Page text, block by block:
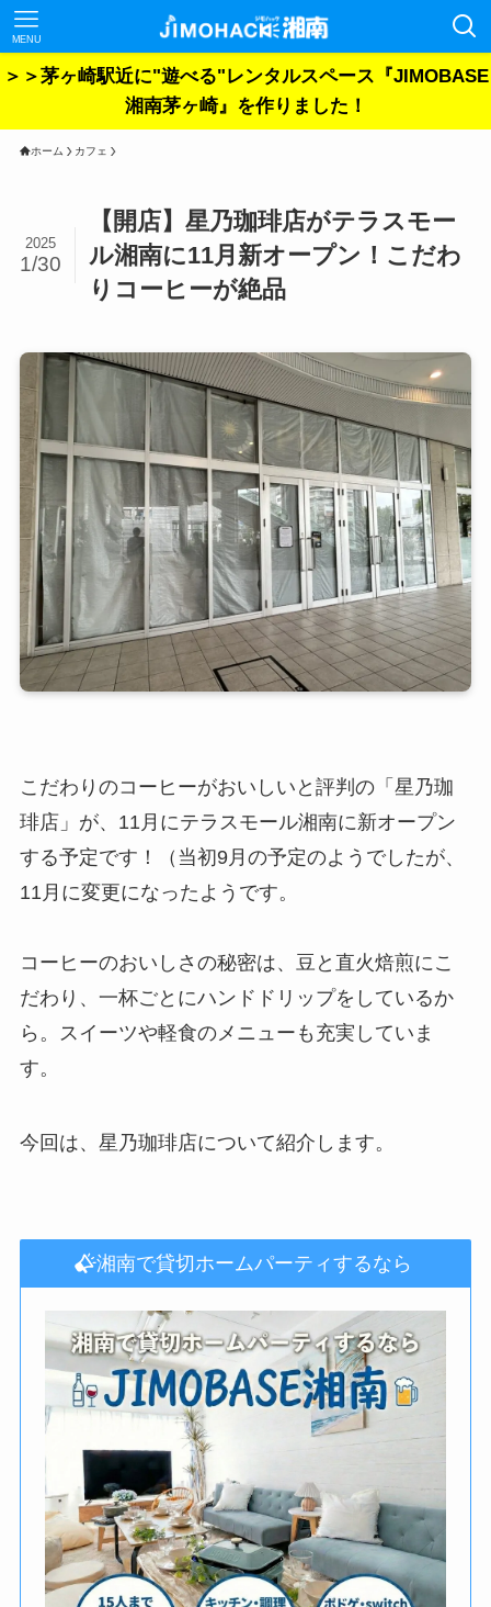
MENU
＞＞茅ヶ崎駅近に"遊べる"レンタルスペース『JIMOBASE
湘南茅ヶ崎』を作りました！
ホーム カフェ
【開店】星乃珈琲店がテラスモー
ル湘南に11月新オープン！こだわ
りコーヒーが絶品
2025
1/30
こだわりのコーヒーがおいしいと評判の「星乃珈
琲店」が、11月にテラスモール湘南に新オープン
する予定です！（当初9月の予定のようでしたが、
11月に変更になったようです。
コーヒーのおいしさの秘密は、豆と直火焙煎にこ
だわり、一杯ごとにハンドドリップをしているか
ら。スイーツや軽食のメニューも充実していま
す。
今回は、星乃珈琲店について紹介します。
湘南で貸切ホームパーティするなら